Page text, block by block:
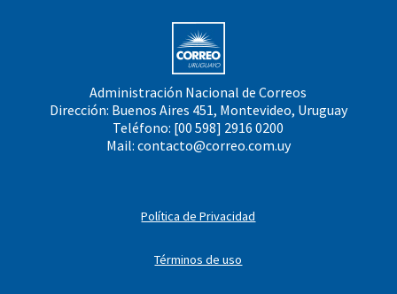
Administración Nacional de Correos
Dirección: Buenos Aires 451, Montevideo, Uruguay
Teléfono: [00 598] 2916 0200
Mail: contacto@correo.com.uy
Política de Privacidad
Términos de uso